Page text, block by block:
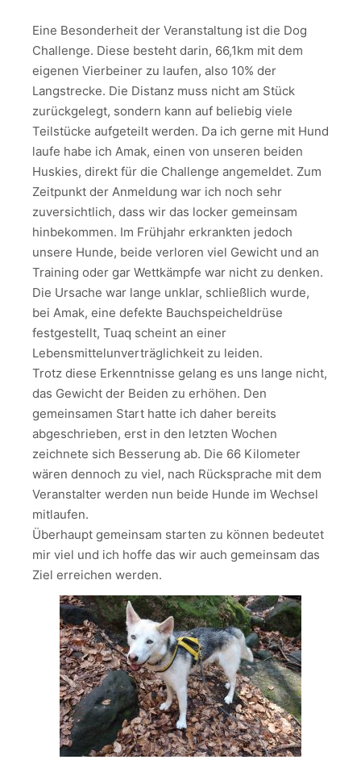
Eine Besonderheit der Veranstaltung ist die Dog
Challenge. Diese besteht darin, 66,1km mit dem
eigenen Vierbeiner zu laufen, also 10% der
Langstrecke. Die Distanz muss nicht am Stück
zurückgelegt, sondern kann auf beliebig viele
Teilstücke aufgeteilt werden. Da ich gerne mit Hund
laufe habe ich Amak, einen von unseren beiden
Huskies, direkt für die Challenge angemeldet. Zum
Zeitpunkt der Anmeldung war ich noch sehr
zuversichtlich, dass wir das locker gemeinsam
hinbekommen. Im Frühjahr erkrankten jedoch
unsere Hunde, beide verloren viel Gewicht und an
Training oder gar Wettkämpfe war nicht zu denken.
Die Ursache war lange unklar, schließlich wurde,
bei Amak, eine defekte Bauchspeicheldrüse
festgestellt, Tuaq scheint an einer
Lebensmittelunverträglichkeit zu leiden.
Trotz diese Erkenntnisse gelang es uns lange nicht,
das Gewicht der Beiden zu erhöhen. Den
gemeinsamen Start hatte ich daher bereits
abgeschrieben, erst in den letzten Wochen
zeichnete sich Besserung ab. Die 66 Kilometer
wären dennoch zu viel, nach Rücksprache mit dem
Veranstalter werden nun beide Hunde im Wechsel
mitlaufen.
Überhaupt gemeinsam starten zu können bedeutet
mir viel und ich hoffe das wir auch gemeinsam das
Ziel erreichen werden.